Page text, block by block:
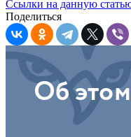
Ссылки на данную
Поделиться